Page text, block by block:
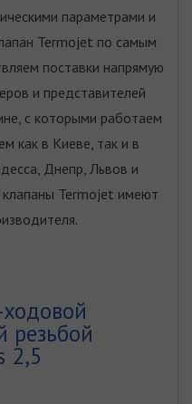
параметрами и
Termojet по самым
поставки напрямую
и представителей
с которыми работаем
как в Киеве, так и в
Днепр, Львов и
клапаны Termojet имеют
резьбой
2,5